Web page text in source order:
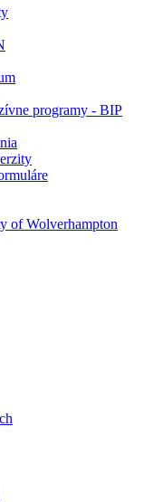
programy - BIP
of Wolverhampton